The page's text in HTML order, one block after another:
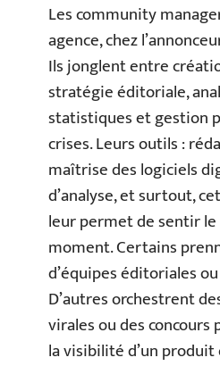
Les community
agence, chez
Ils jonglent entre
stratégie éditoriale,
statistiques et gestion
crises. Leurs outils :
maîtrise des logiciels
d’analyse, et surtout,
leur permet de sentir
moment. Certains
d’équipes éditoriales
D’autres orchestrent
virales ou des
la visibilité d’un produit